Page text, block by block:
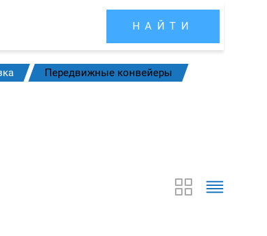
НАЙТИ
Передвижные конвейеры